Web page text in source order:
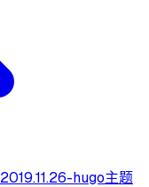
2019.11.26-hugo主题